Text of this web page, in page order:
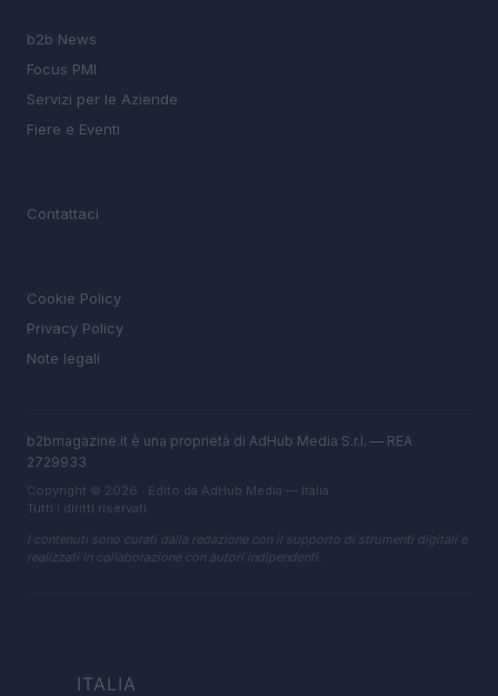
b2b News
Focus PMI
Servizi per le Aziende
Fiere e Eventi
Contattaci
Cookie Policy
Privacy Policy
Note legali
b2bmagazine.it è una proprietà di AdHub Media S.r.l. — REA
2729933
Copyright © 2026 · Edito da AdHub Media — Italia
Tutti i diritti riservati
I contenuti sono curati dalla redazione con il supporto di strumenti digitali e
realizzati in collaborazione con autori indipendenti.
ITALIA